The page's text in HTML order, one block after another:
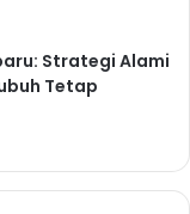
Strategi Alami
Tetap